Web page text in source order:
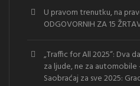
U pravom trenutku, na
ODGOVORNIH ZA 15
„Traffic for All 2025“: Dva
za ljude, ne za automobile
Saobraćaj za sve 2025: